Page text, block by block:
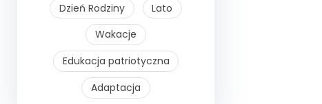
Dzień Rodziny
Lato
Wakacje
Edukacja patriotyczna
Adaptacja